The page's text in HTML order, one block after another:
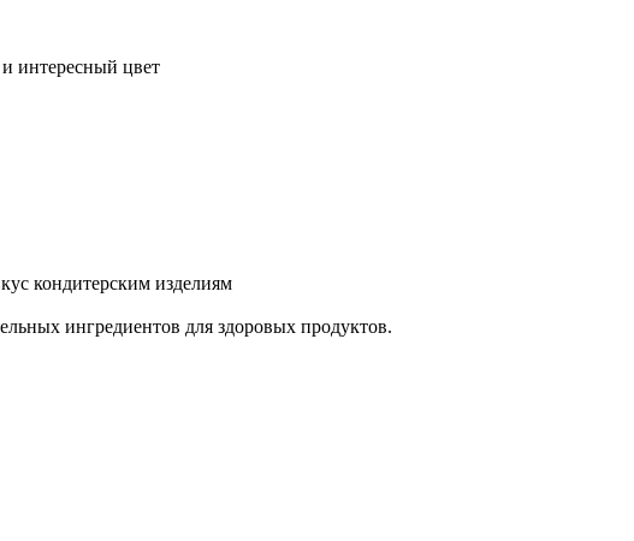
интересный цвет
кондитерским изделиям
ингредиентов для здоровых продуктов.